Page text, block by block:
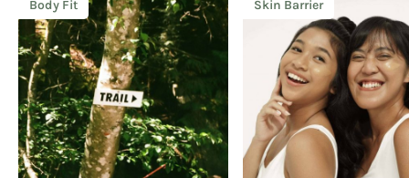
Body Fit Skin Barrier